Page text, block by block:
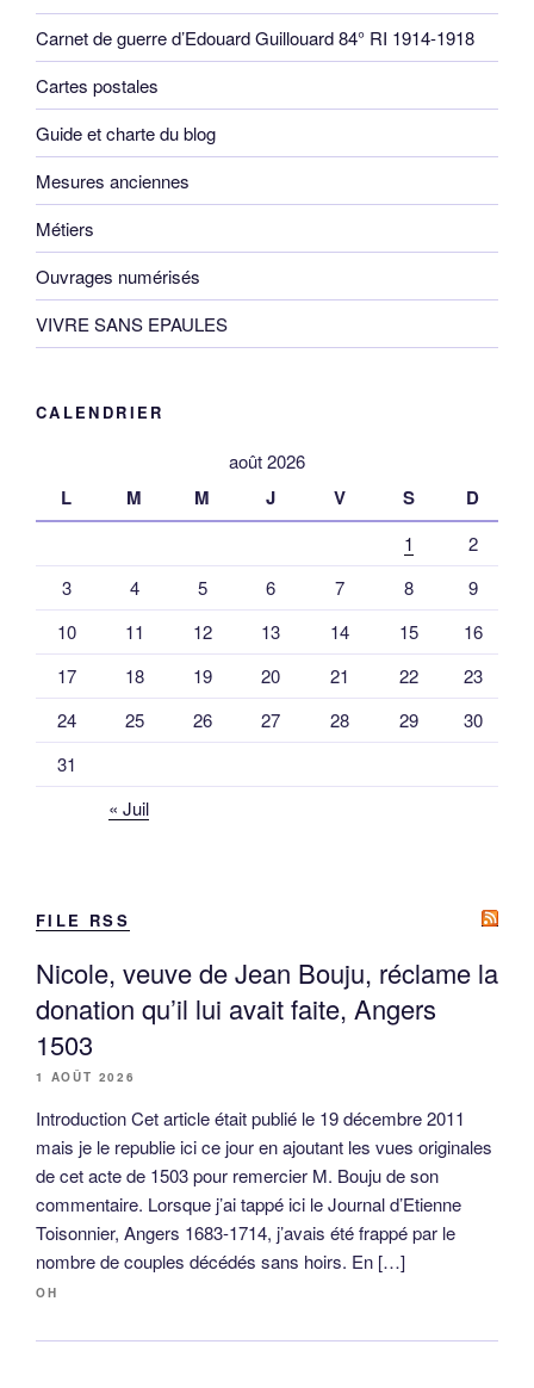
Carnet de guerre d’Edouard Guillouard 84° RI 1914-1918
Cartes postales
Guide et charte du blog
Mesures anciennes
Métiers
Ouvrages numérisés
VIVRE SANS EPAULES
CALENDRIER
août 2026
L M M J V S D
1
2
3
4 5 6 7 8
9
10
11 12 13 14 15
16
17
18 19 20 21 22
23
24
25 26 27 28 29
30
31
« Juil
FILE RSS
Nicole, veuve de Jean Bouju, réclame la
donation qu’il lui avait faite, Angers
1503
1 AOÛT 2026
Introduction Cet article était publié le 19 décembre 2011
mais je le republie ici ce jour en ajoutant les vues originales
de cet acte de 1503 pour remercier M. Bouju de son
commentaire. Lorsque j’ai tappé ici le Journal d’Etienne
Toisonnier, Angers 1683-1714, j’avais été frappé par le
nombre de couples décédés sans hoirs. En […]
OH